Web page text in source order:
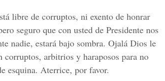
libre de corruptos, ni exento de honrar
seguro que con usted de Presidente nos
nadie, estará bajo sombra. Ojalá Dios le
corruptos, arbitrios y haraposos para no
esquina. Aterrice, por favor.